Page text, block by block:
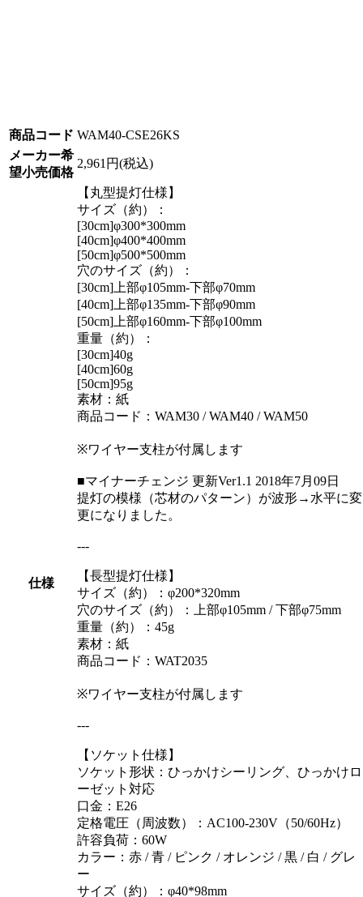
商品コード WAM40-CSE26KS
メーカー希
望小売価格
2,961円(税込)
仕様
【丸型提灯仕様】
サイズ（約）：
[30cm]φ300*300mm
[40cm]φ400*400mm
[50cm]φ500*500mm
穴のサイズ（約）：
[30cm]上部φ105mm-下部φ70mm
[40cm]上部φ135mm-下部φ90mm
[50cm]上部φ160mm-下部φ100mm
重量（約）：
[30cm]40g
[40cm]60g
[50cm]95g
素材：紙
商品コード：WAM30 / WAM40 / WAM50
※ワイヤー支柱が付属します
■マイナーチェンジ 更新Ver1.1 2018年7月09日
提灯の模様（芯材のパターン）が波形→水平に変
更になりました。
---
【長型提灯仕様】
サイズ（約）：φ200*320mm
穴のサイズ（約）：上部φ105mm / 下部φ75mm
重量（約）：45g
素材：紙
商品コード：WAT2035
※ワイヤー支柱が付属します
---
【ソケット仕様】
ソケット形状：ひっかけシーリング、ひっかけロ
ーゼット対応
口金：E26
定格電圧（周波数）：AC100-230V（50/60Hz）
許容負荷：60W
カラー：赤 / 青 / ピンク / オレンジ / 黒 / 白 / グレ
ー
サイズ（約）：φ40*98mm